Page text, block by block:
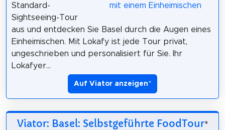
Standard-
Sightseeing-Tour
aus und entdecken Sie Basel durch die Augen eines
Einheimischen. Mit Lokafy ist jede Tour privat,
ungeschrieben und personalisiert für Sie. Ihr
Lokafyer...
Auf Viator anzeigen*
Viator: Basel: Selbstgeführte FoodTour*